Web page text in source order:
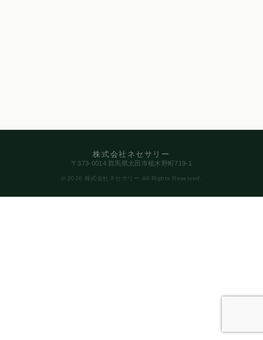
株式会社ネセサリー
〒373-0014 群馬県太田市植木野町719-1
© 2026 株式会社ネセサリー All Rights Reserved.